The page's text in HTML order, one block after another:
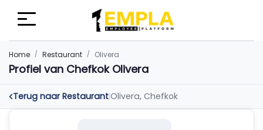
Home Restaurant Olivera
Profiel van Chefkok Olivera
Terug naar Restaurant|Olivera, Chefkok